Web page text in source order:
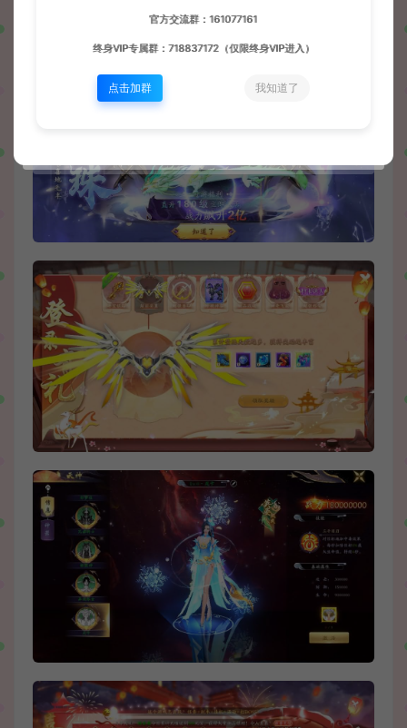
官方交流群：161077161
终身VIP专属群：718837172（仅限终身VIP进入）
点击加群 我知道了